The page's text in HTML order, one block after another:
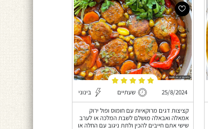
25/8/2024 שעתיים בינוני
קציצות דגים מרוקאיות עם חומוס ופול ירוק
אמאלה ואבאלה מושלם לשבת המלכה או לערב
שישי אתם חייבים להכין ולתת ניגוב עם החלה או